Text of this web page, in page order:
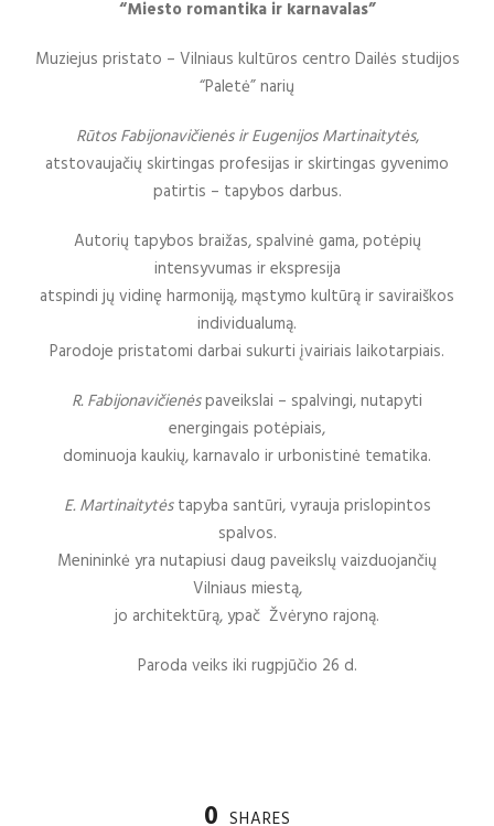
“Miesto romantika ir karnavalas”
Muziejus pristato – Vilniaus kultūros centro Dailės studijos
“Paletė” narių
Rūtos Fabijonavičienės ir Eugenijos Martinaitytės,
atstovaujačių skirtingas profesijas ir skirtingas gyvenimo
patirtis – tapybos darbus.
Autorių tapybos braižas, spalvinė gama, potėpių
intensyvumas ir ekspresija
atspindi jų vidinę harmoniją, mąstymo kultūrą ir saviraiškos
individualumą.
Parodoje pristatomi darbai sukurti įvairiais laikotarpiais.
R. Fabijonavičienėspaveikslai – spalvingi, nutapyti
energingais potėpiais,
dominuoja kaukių, karnavalo ir urbonistinė tematika.
E. Martinaitytėstapyba santūri, vyrauja prislopintos
spalvos.
Menininkė yra nutapiusi daug paveikslų vaizduojančių
Vilniaus miestą,
jo architektūrą, ypač Žvėryno rajoną.
Paroda veiks iki rugpjūčio 26 d.
SHARES